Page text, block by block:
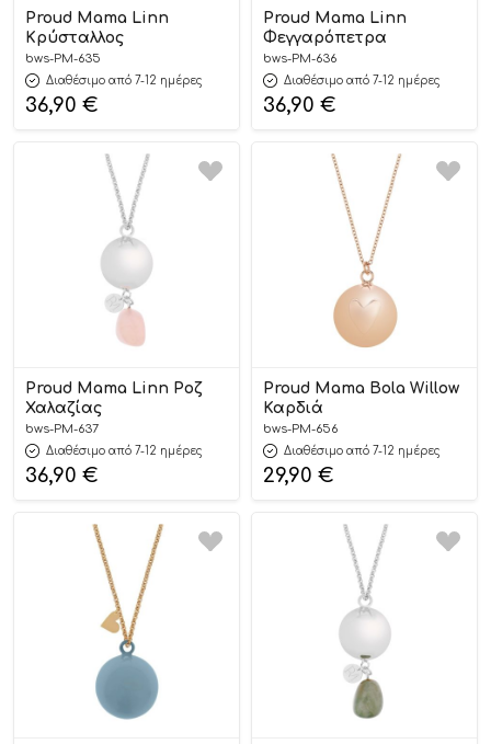
Proud Mama Linn
Κρύσταλλος
bws-PM-635
Διαθέσιμο από 7-12 ημέρες
36,90 €
Proud Mama Linn
Φεγγαρόπετρα
bws-PM-636
Διαθέσιμο από 7-12 ημέρες
36,90 €
Proud Mama Linn Ροζ
Χαλαζίας
bws-PM-637
Διαθέσιμο από 7-12 ημέρες
36,90 €
Proud Mama Bola Willow
Καρδιά
bws-PM-656
Διαθέσιμο από 7-12 ημέρες
29,90 €